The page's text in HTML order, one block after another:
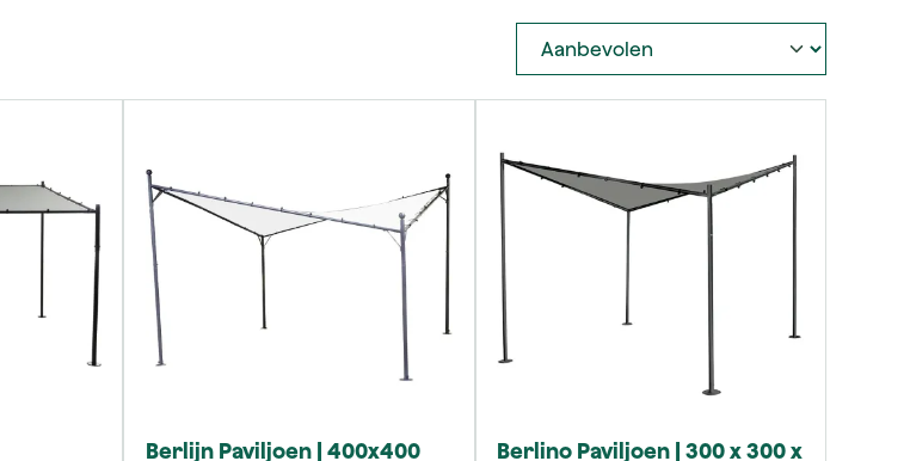
Berlijn Paviljoen | 400x400
Berlino Paviljoen | 300 x 300 x